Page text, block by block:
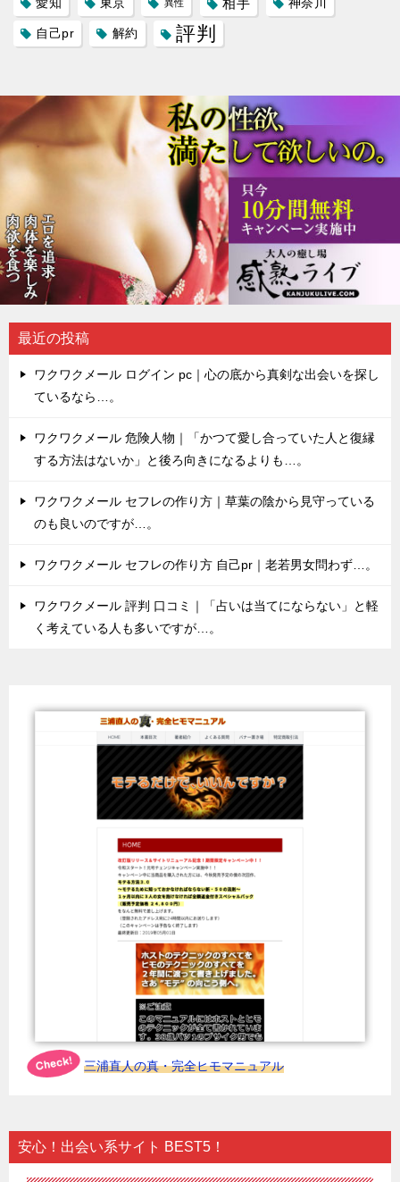
異性
自己pr 解約 評判
最近の投稿
ワクワクメール ログイン pc｜心の底から真剣な出会いを探し
ているなら…。
ワクワクメール 危険人物｜「かつて愛し合っていた人と復縁
する方法はないか」と後ろ向きになるよりも…。
ワクワクメール セフレの作り方｜草葉の陰から見守っている
のも良いのですが…。
ワクワクメール セフレの作り方 自己pr｜老若男女問わず…。
ワクワクメール 評判 口コミ｜「占いは当てにならない」と軽
く考えている人も多いですが…。
三浦直人の真・完全ヒモマニュアル
安心！出会い系サイト BEST5！